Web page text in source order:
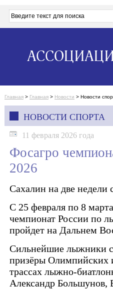
Главная > Главная > Новости > Новости
НОВОСТИ СПОРТА
11 февраля 2026 года
Фосагро
2026
Сахалин на две
С 25 февраля по 8
чемпионат России по
пройдет на Дальнем
Сильнейшие лыжники
призёры Олимпийских
трассах лыжно-
Александр Большунов,